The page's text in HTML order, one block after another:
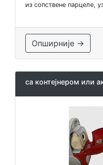
из сопствене парцеле,
Опширније →
са контејнером или